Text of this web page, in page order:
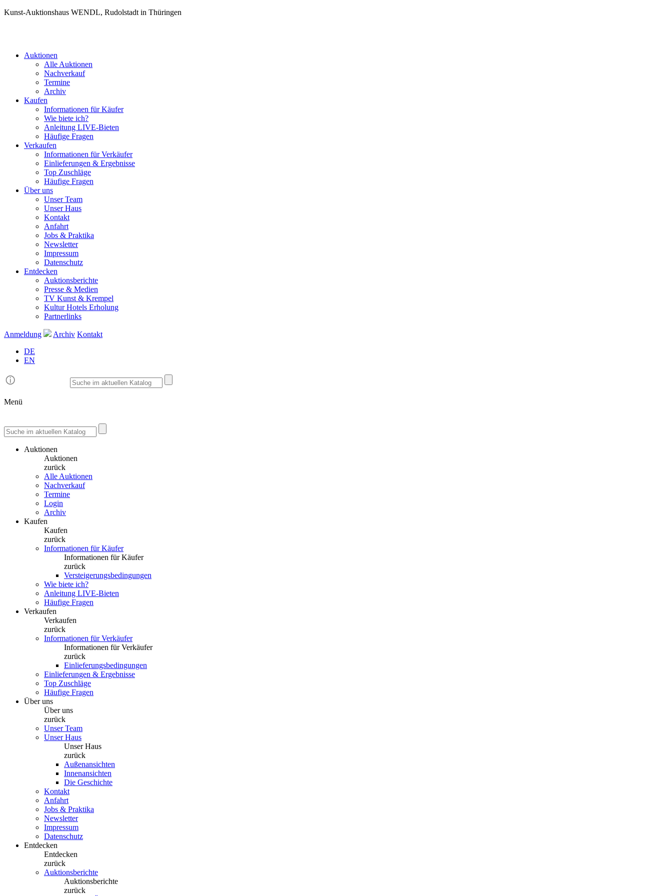
Kunst-Auktionshaus WENDL, Rudolstadt in Thüringen
Auktionen
Alle Auktionen
Nachverkauf
Termine
Archiv
Kaufen
Informationen für Käufer
Wie biete ich?
Anleitung LIVE-Bieten
Häufige Fragen
Verkaufen
Informationen für Verkäufer
Einlieferungen & Ergebnisse
Top Zuschläge
Häufige Fragen
Über uns
Unser Team
Unser Haus
Kontakt
Anfahrt
Jobs & Praktika
Newsletter
Impressum
Datenschutz
Entdecken
Auktionsberichte
Presse & Medien
TV Kunst & Krempel
Kultur Hotels Erholung
Partnerlinks
Anmeldung Archiv Kontakt
DE
EN
Menü
Auktionen
Auktionen
zurück
Alle Auktionen
Nachverkauf
Termine
Login
Archiv
Kaufen
Kaufen
zurück
Informationen für Käufer
Informationen für Käufer
zurück
Versteigerungsbedingungen
Wie biete ich?
Anleitung LIVE-Bieten
Häufige Fragen
Verkaufen
Verkaufen
zurück
Informationen für Verkäufer
Informationen für Verkäufer
zurück
Einlieferungsbedingungen
Einlieferungen & Ergebnisse
Top Zuschläge
Häufige Fragen
Über uns
Über uns
zurück
Unser Team
Unser Haus
Unser Haus
zurück
Außenansichten
Innenansichten
Die Geschichte
Kontakt
Anfahrt
Jobs & Praktika
Newsletter
Impressum
Datenschutz
Entdecken
Entdecken
zurück
Auktionsberichte
Auktionsberichte
zurück